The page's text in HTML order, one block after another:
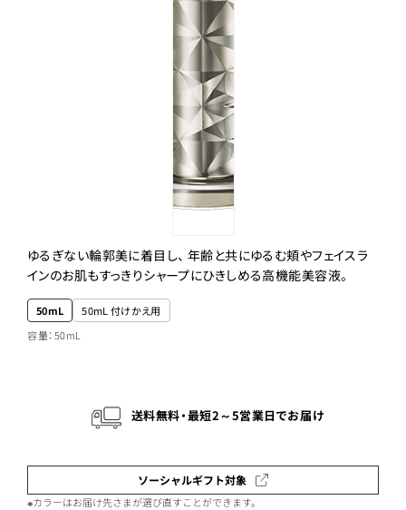
ゆるぎない輪郭美に着目し、 年齢と共にゆるむ頬やフェイスラ
インのお肌もすっきりシャープにひきしめる高機能美容液。
50mL
50mL 付けかえ用
容量：50mL
送料無料・最短2～5営業日でお届け
ソーシャルギフト対象
※カラーはお届け先さまが選び直すことができます。